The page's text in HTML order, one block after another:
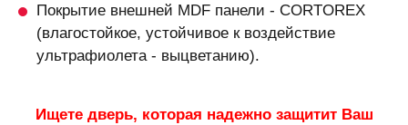
Покрытие внешней MDF панели - CORTOREX
(влагостойкое, устойчивое к воздействие
ультрафиолета - выцветанию).
Ищете дверь, которая надежно защитит Ваш